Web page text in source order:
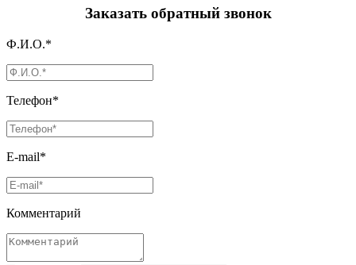
Заказать обратный звонок
Ф.И.О.*
Телефон*
E-mail*
Комментарий